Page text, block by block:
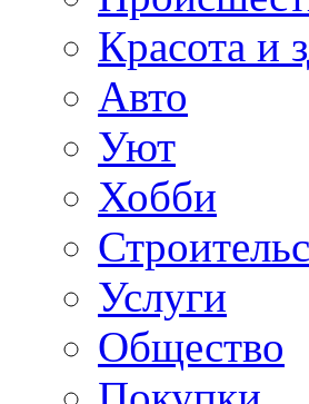
Красота и
Авто
Уют
Хобби
Услуги
Общество